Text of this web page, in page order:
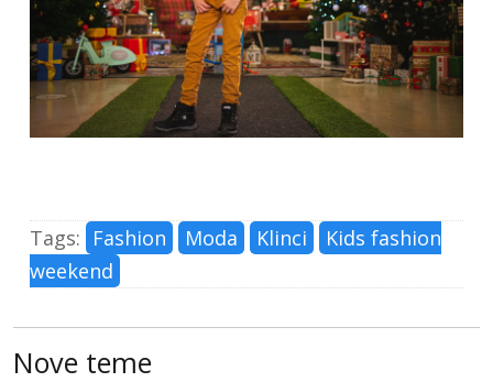
Tags: Fashion Moda Klinci
Kids fashion
weekend
Nove teme